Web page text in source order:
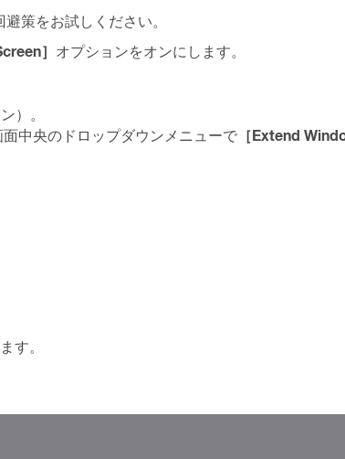
策をお試しください。
］
オプションをオンにします。
）。
中央のドロップダウンメニューで ［Extend
す。